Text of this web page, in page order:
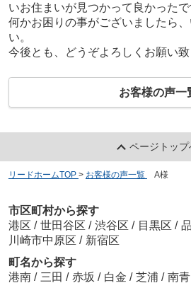
いお住まいが見つかって良かったで
何かお困りの事がございましたら
い。
今後とも、どうぞよろしくお願い致
お客様の声一
ページトップ
リードホームTOP > お客様の声一覧 A様
市区町村から探す
港区 / 世田谷区 / 渋谷区 / 目黒区 /
川崎市中原区 / 新宿区
町名から探す
港南 / 三田 / 赤坂 / 白金 / 芝浦 / 南